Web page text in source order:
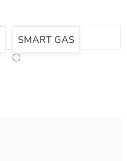
SMART GAS